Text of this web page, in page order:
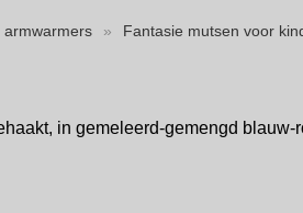
armwarmers » Fantasie mutsen voor
in gemeleerd-gemengd blauw-